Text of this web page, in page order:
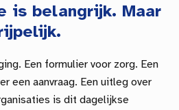
is belangrijk. Maar
Een formulier voor zorg. Een
een aanvraag. Een uitleg over
is dit dagelijkse